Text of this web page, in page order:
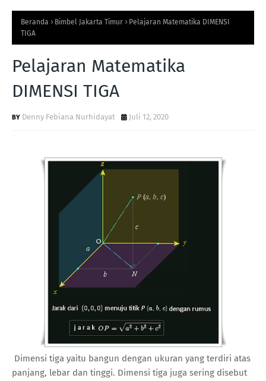
Beranda Bimbel Jakarta Timur
Pelajaran Matematika DIMENSI
TIGA
Pelajaran Matematika
DIMENSI TIGA
Denny Febiana Nurhidayat Juli 12, 2020
Dimensi tiga yaitu bangun dengan ukuran yang terdiri atas
panjang, lebar dan tinggi. Dimensi tiga juga sering disebut